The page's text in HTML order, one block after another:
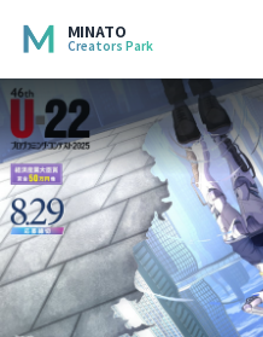
MINATO
Creators Park